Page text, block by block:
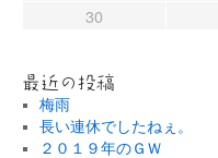
30
最近の投稿
梅雨
長い連休でしたねぇ。
２０１９年のＧＷ